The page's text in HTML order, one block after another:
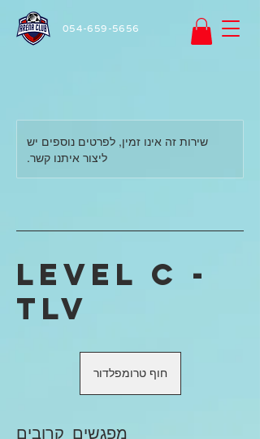
054-659-5656
שירות זה אינו זמין, לפרטים נוספים יש
ליצור איתנו קשר.
Level C -
TLV
חוף טרומפלדור
מפגשים קרובים